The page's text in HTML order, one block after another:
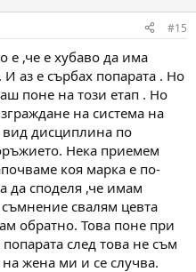
#15
е ,че е хубаво да има
аз е сърбах попарата . Но
поне на този етап . Но
на система на
вид дисциплина по
Нека приемем
коя марка е по-
да споделя ,че имам
свалям цевта
обратно. Това поне при
след това не съм
жена ми и се случва.